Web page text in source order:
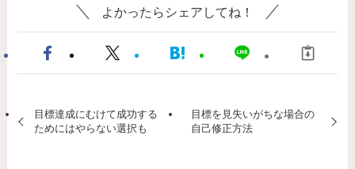
よかったらシェアしてね！
目標達成にむけて成功する
ためにはやらない選択も
目標を見失いがちな場合の
自己修正方法